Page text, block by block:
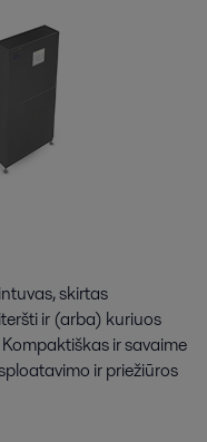
skirtas
ir (arba) kuriuos
ir savaime
ir priežiūros